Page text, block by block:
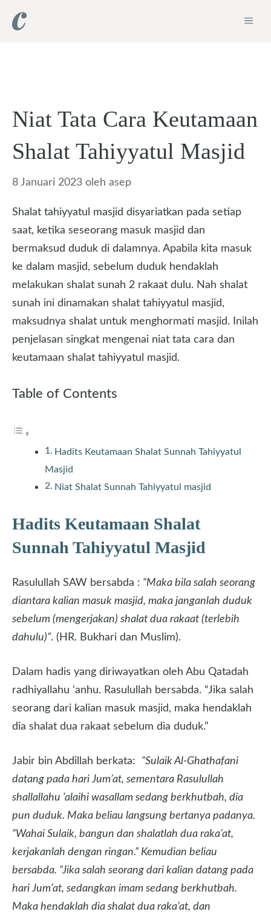
Niat Tata Cara Keutamaan
Shalat Tahiyyatul Masjid
8 Januari 2023 oleh asep
Shalat tahiyyatul masjid disyariatkan pada setiap
saat, ketika seseorang masuk masjid dan
bermaksud duduk di dalamnya. Apabila kita masuk
ke dalam masjid, sebelum duduk hendaklah
melakukan shalat sunah 2 rakaat dulu. Nah shalat
sunah ini dinamakan shalat tahiyyatul masjid,
maksudnya shalat untuk menghormati masjid. Inilah
penjelasan singkat mengenai niat tata cara dan
keutamaan shalat tahiyyatul masjid.
Table of Contents
Hadits Keutamaan Shalat Sunnah Tahiyyatul
Masjid
Niat Shalat Sunnah Tahiyyatul masjid
Hadits Keutamaan Shalat
Sunnah Tahiyyatul Masjid
Rasulullah SAW bersabda : “Maka bila salah seorang
diantara kalian masuk masjid, maka janganlah duduk
sebelum (mengerjakan) shalat dua rakaat (terlebih
dahulu)”. (HR. Bukhari dan Muslim).
Dalam hadis yang diriwayatkan oleh Abu Qatadah
radhiyallahu ‘anhu. Rasulullah bersabda. “Jika salah
seorang dari kalian masuk masjid, maka hendaklah
dia shalat dua rakaat sebelum dia duduk.”
Jabir bin Abdillah berkata: “Sulaik Al-Ghathafani
datang pada hari Jum’at, sementara Rasulullah
shallallahu ‘alaihi wasallam sedang berkhutbah, dia
pun duduk. Maka beliau langsung bertanya padanya.
“Wahai Sulaik, bangun dan shalatlah dua raka’at,
kerjakanlah dengan ringan.” Kemudian beliau
bersabda. “Jika salah seorang dari kalian datang pada
hari Jum’at, sedangkan imam sedang berkhutbah.
Maka hendaklah dia shalat dua raka’at, dan